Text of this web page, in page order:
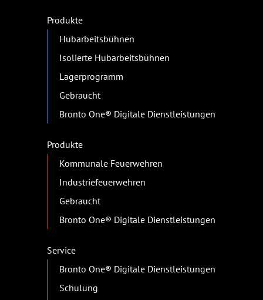
Produkte
Hubarbeitsbühnen
Isolierte Hubarbeitsbühnen
Lagerprogramm
Gebraucht
Bronto One® Digitale Dienstleistungen
Produkte
Kommunale Feuerwehren
Industriefeuerwehren
Gebraucht
Bronto One® Digitale Dienstleistungen
Service
Bronto One® Digitale Dienstleistungen
Schulung